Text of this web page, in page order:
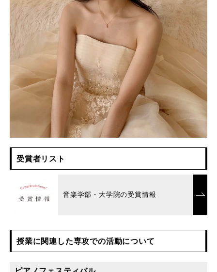
受賞者リスト
音楽学部・大学院の受賞情報
授業に関連した専攻での活動について